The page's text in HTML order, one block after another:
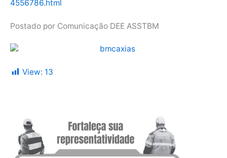
4556786.html
Postado por Comunicação DEE ASSTBM
View: 13